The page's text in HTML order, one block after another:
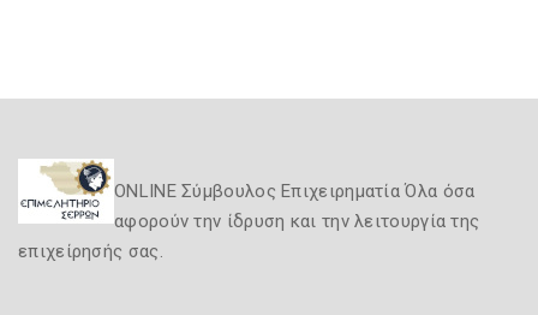
ONLINE Σύμβουλος Επιχειρηματία Όλα όσα
αφορούν την ίδρυση και την λειτουργία της
επιχείρησής σας.